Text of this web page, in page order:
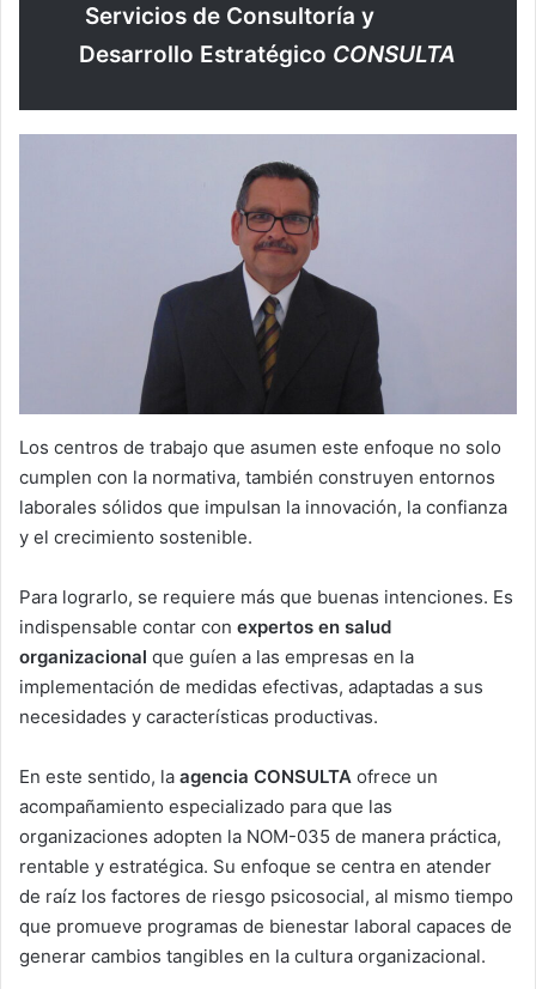
Servicios de Consultoría y
Desarrollo Estratégico CONSULTA
Los centros de trabajo que asumen este enfoque no solo
cumplen con la normativa, también construyen entornos
laborales sólidos que impulsan la innovación, la confianza
y el crecimiento sostenible.
Para lograrlo, se requiere más que buenas intenciones. Es
indispensable contar con expertos en salud
organizacional que guíen a las empresas en la
implementación de medidas efectivas, adaptadas a sus
necesidades y características productivas.
En este sentido, la agencia CONSULTA ofrece un
acompañamiento especializado para que las
organizaciones adopten la NOM-035 de manera práctica,
rentable y estratégica. Su enfoque se centra en atender
de raíz los factores de riesgo psicosocial, al mismo tiempo
que promueve programas de bienestar laboral capaces de
generar cambios tangibles en la cultura organizacional.